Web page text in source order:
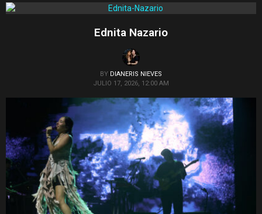
Ednita Nazario
BY DIANERIS NIEVES
JULIO 17, 2026, 12:00 AM